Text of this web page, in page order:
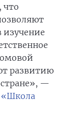
что
изучение
развитию
стране», —
«Школа